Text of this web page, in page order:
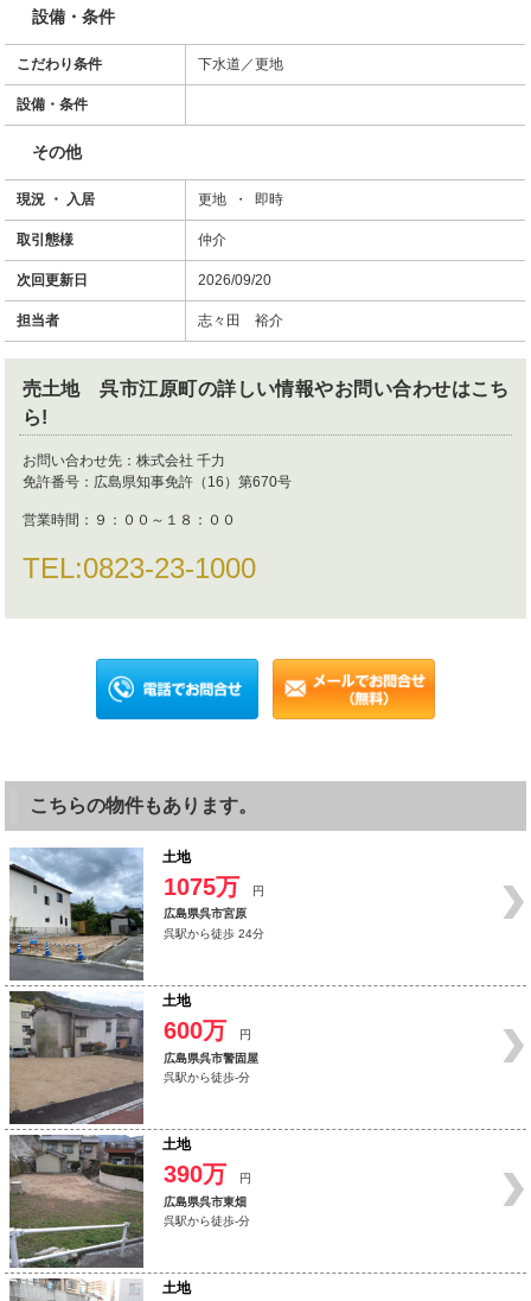
設備・条件
こだわり条件 下水道／更地
設備・条件
その他
現況 ・ 入居 更地 ・ 即時
取引態様 仲介
次回更新日 2026/09/20
担当者 志々田 裕介
売土地 呉市江原町の詳しい情報やお問い合わせはこち
ら!
お問い合わせ先： 株式会社 千力
免許番号： 広島県知事免許（16）第670号
営業時間： ９：００～１８：００
TEL:0823-23-1000
こちらの物件もあります。
土地
1075万
円
広島県呉市宮原
呉駅から徒歩 24分
土地
600万
円
広島県呉市警固屋
呉駅から徒歩-分
土地
390万
円
広島県呉市東畑
呉駅から徒歩-分
土地